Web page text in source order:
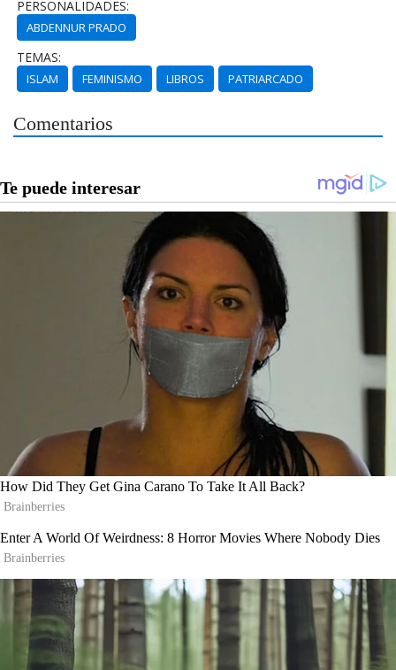
PERSONALIDADES:
ABDENNUR PRADO
TEMAS:
ISLAM FEMINISMO LIBROS PATRIARCADO
Comentarios